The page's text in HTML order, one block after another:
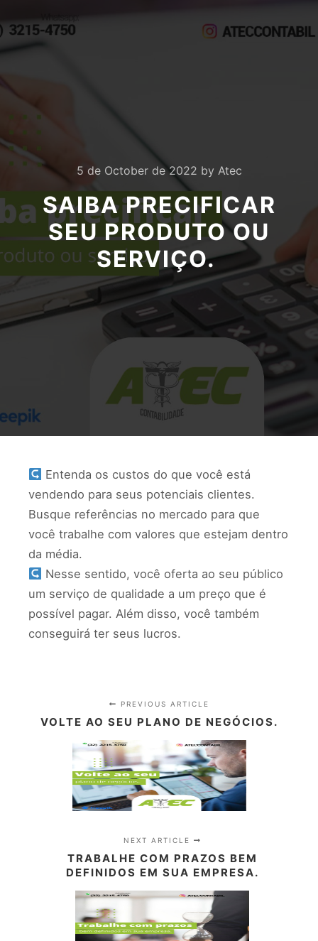
5 de October de 2022 by Atec
SAIBA PRECIFICAR
SEU PRODUTO OU
SERVIÇO.
Entenda os custos do que você está
vendendo para seus potenciais clientes.
Busque referências no mercado para que
você trabalhe com valores que estejam dentro
da média.
Nesse sentido, você oferta ao seu público
um serviço de qualidade a um preço que é
possível pagar. Além disso, você também
conseguirá ter seus lucros.
PREVIOUS ARTICLE
VOLTE AO SEU PLANO DE NEGÓCIOS.
NEXT ARTICLE
TRABALHE COM PRAZOS BEM
DEFINIDOS EM SUA EMPRESA.